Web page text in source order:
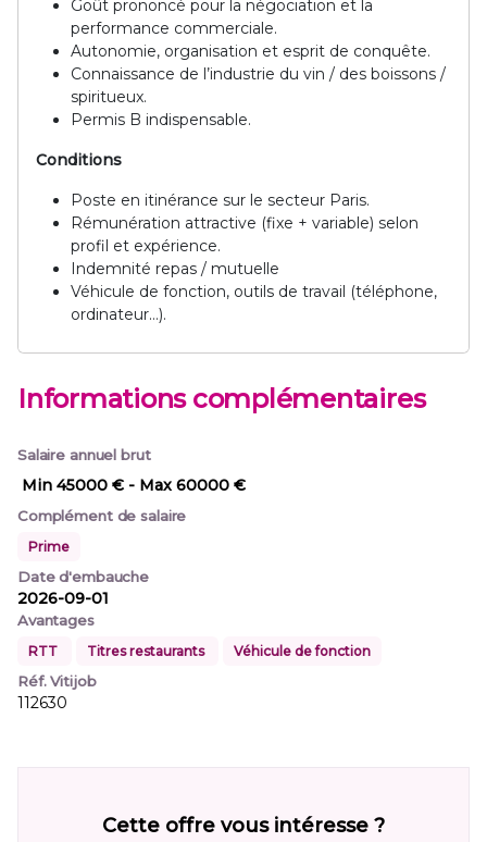
Goût prononcé pour la négociation et la
performance commerciale.
Autonomie, organisation et esprit de conquête.
Connaissance de l’industrie du vin / des boissons /
spiritueux.
Permis B indispensable.
Conditions
Poste en itinérance sur le secteur Paris.
Rémunération attractive (fixe + variable) selon
profil et expérience.
Indemnité repas / mutuelle
Véhicule de fonction, outils de travail (téléphone,
ordinateur…).
Informations complémentaires
Salaire annuel brut
Min 45000 € - Max 60000 €
Complément de salaire
Prime
Date d'embauche
2026-09-01
Avantages
RTT Titres restaurants Véhicule de fonction
Réf. Vitijob
112630
Cette offre vous intéresse ?